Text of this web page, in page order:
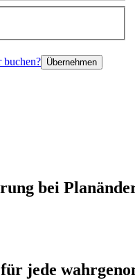
buchen? Übernehmen
bei
jede